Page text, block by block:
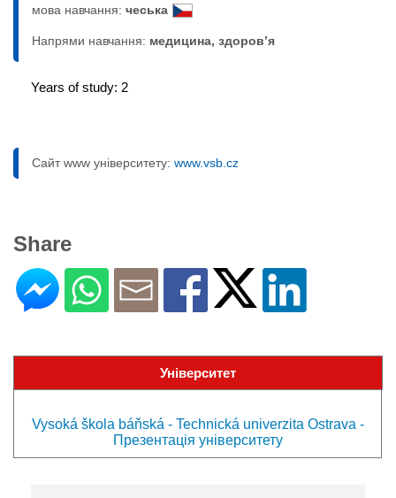
мова навчання: чеська
Напрями навчання: медицина, здоров’я
Years of study: 2
Сайт www університету: www.vsb.cz
Share
Університет
Vysoká škola báňská - Technická univerzita Ostrava -
Презентація університету